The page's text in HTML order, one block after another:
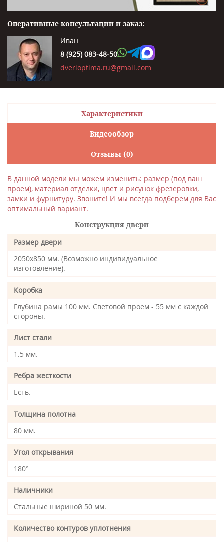
Оперативные консультации и заказ:
Иван
8 (925) 083-48-50
dverioptima.ru@gmail.com
Характеристики
Видеообзор
Отзывы (0)
В данной модели мы можем изменить: размер (под ваш
проем), материал отделки, цвет и рисунок фрезеровки,
замки и фурнитуру. Звоните! И мы всегда подберем для Вас
оптимальный вариант.
Конструкция двери
Размер двери
2050х850 мм. (Возможно индивидуальное
изготовление).
Коробка
Глубина рамы 100 мм. Световой проем - 55 мм с каждой
стороны.
Лист стали
1.5 мм.
Ребра жесткости
Есть.
Толщина полотна
80 мм.
Угол открывания
180°
Наличники
Стальные шириной 50 мм.
Количество контуров уплотнения